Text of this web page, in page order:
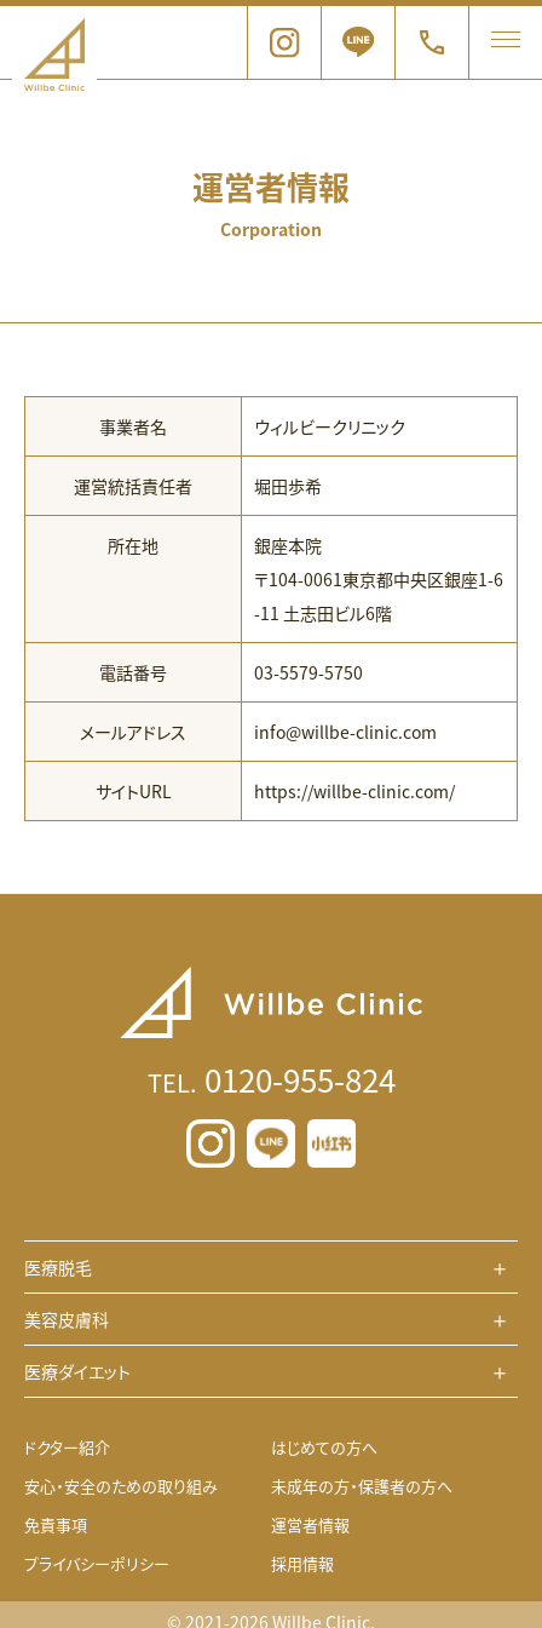
運営者情報
Corporation
事業者名 ウィルビークリニック
運営統括責任者 堀田歩希
所在地
銀座本院
〒104-0061東京都中央区銀座1-6
-11 土志田ビル6階
電話番号 03-5579-5750
メールアドレス info@willbe-clinic.com
サイトURL https://willbe-clinic.com/
TEL. 0120-955-824
医療脱毛
美容皮膚科
医療ダイエット
ドクター紹介
はじめての方へ
安心・安全のための取り組み
未成年の方・保護者の方へ
免責事項
運営者情報
プライバシーポリシー
採用情報
© 2021-2026 Willbe Clinic.